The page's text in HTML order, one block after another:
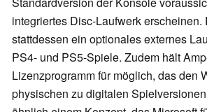
integriertes Disc-Laufwerk erscheinen.
stattdessen ein optionales externes
PS4- und PS5-Spiele. Zudem hält
Lizenzprogramm für möglich, das den
physischen zu digitalen